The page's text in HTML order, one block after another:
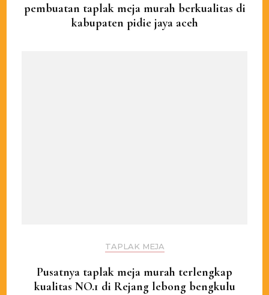
pembuatan taplak meja murah berkualitas di
kabupaten pidie jaya aceh
TAPLAK MEJA
Pusatnya taplak meja murah terlengkap
kualitas NO.1 di Rejang lebong bengkulu